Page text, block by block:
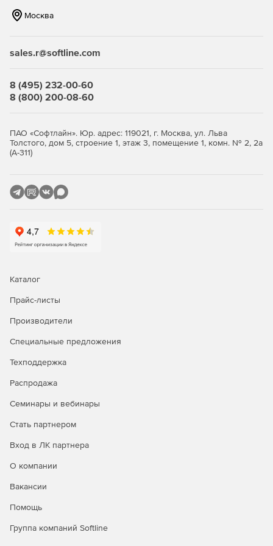
Москва
sales.r@softline.com
8 (495) 232-00-60
8 (800) 200-08-60
ПАО «Софтлайн». Юр. адрес: 119021, г. Москва, ул. Льва
Толстого, дом 5, строение 1, этаж 3, помещение 1, комн. № 2, 2а
(А-311)
Каталог
Прайс-листы
Производители
Специальные предложения
Техподдержка
Распродажа
Семинары и вебинары
Стать партнером
Вход в ЛК партнера
О компании
Вакансии
Помощь
Группа компаний Softline